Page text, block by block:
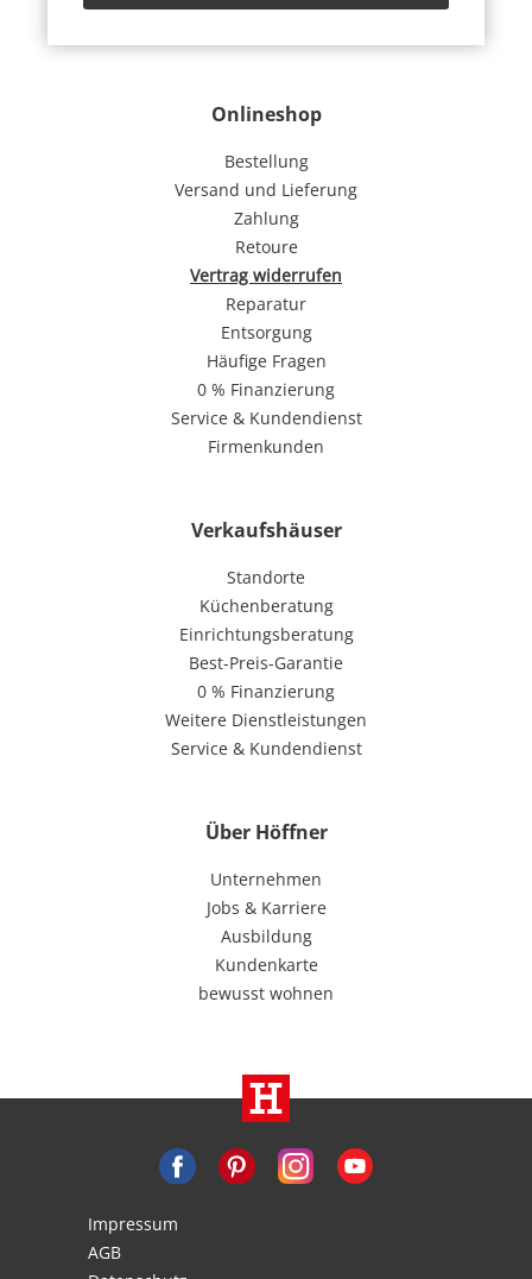
Onlineshop
Bestellung
Versand und Lieferung
Zahlung
Retoure
Vertrag widerrufen
Reparatur
Entsorgung
Häufige Fragen
0 % Finanzierung
Service & Kundendienst
Firmenkunden
Verkaufshäuser
Standorte
Küchenberatung
Einrichtungsberatung
Best-Preis-Garantie
0 % Finanzierung
Weitere Dienstleistungen
Service & Kundendienst
Über Höffner
Unternehmen
Jobs & Karriere
Ausbildung
Kundenkarte
bewusst wohnen
Impressum
AGB